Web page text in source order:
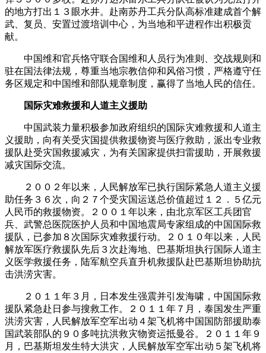
的地方打出１３眼水井。赴南苏丹工兵分队高标准建成首个解
武、复员、安置过渡培训中心，为当地和平进程作出积极贡
献。
中国维和官兵恪守联合国维和人员行为准则、交战规则和
驻在国法律法规，尊重当地宗教信仰和风俗习惯，严格遵守任
务区规定和中国维和部队规章制度，赢得了当地人民的信任。
国际灾难救援和人道主义援助
中国武装力量积极参加政府组织的国际灾难救援和人道主
义援助，向有关受灾国提供救援物资与医疗救助，派出专业救
援队赴受灾国救援减灾，为有关国家提供扫雷援助，开展救援
减灾国际交流。
２００２年以来，人民解放军已执行国际紧急人道主义援
助任务３６次，向２７个受灾国运送总价值超过１２．５亿元
人民币的救援物资。２００１年以来，由北京军区工兵团官
兵、武警总医院医护人员和中国地震局专家组成的中国国际救
援队，已参加８次国际灾难救援行动。２０１０年以来，人民
解放军医疗救援队先后３次赴海地、巴基斯坦执行国际人道主
义医学救援任务，陆军航空兵直升机救援队赴巴基斯坦协助抗
击洪涝灾害。
２０１１年３月，日本发生强震并引发海啸，中国国际救
援队紧急赴日参与搜救工作。２０１１年７月，泰国发生严重
洪涝灾害，人民解放军空军出动４架飞机将中国国防部援助泰
国武装部队的９０多吨抗洪救灾物资运抵曼谷。２０１１年９
月，巴基斯坦发生特大洪灾，人民解放军空军出动５架飞机将